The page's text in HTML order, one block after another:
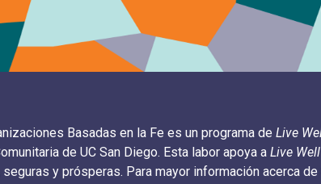
Basadas en la Fe es un programa de Live
de UC San Diego. Esta labor apoya a Live
y prósperas. Para mayor información acerca